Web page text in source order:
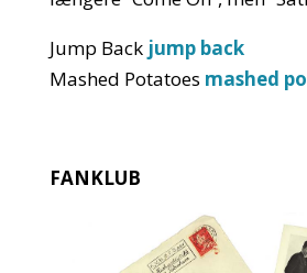
Jump Back jump back
Mashed Potatoes mashed
FANKLUB